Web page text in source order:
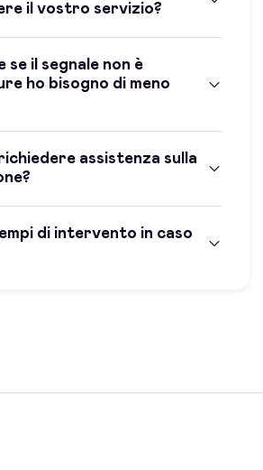
il vostro servizio?
se il segnale non è
ho bisogno di meno
assistenza sulla
di intervento in caso